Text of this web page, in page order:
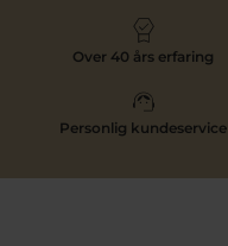
Over 40 års erfaring
Personlig kundeservice